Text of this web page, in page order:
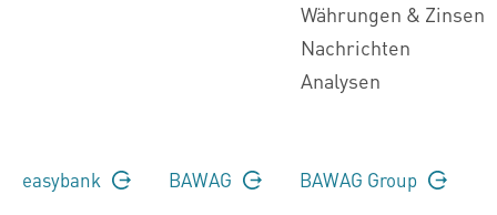
Währungen & Zinsen
Nachrichten
Analysen
easybank BAWAG BAWAG Group